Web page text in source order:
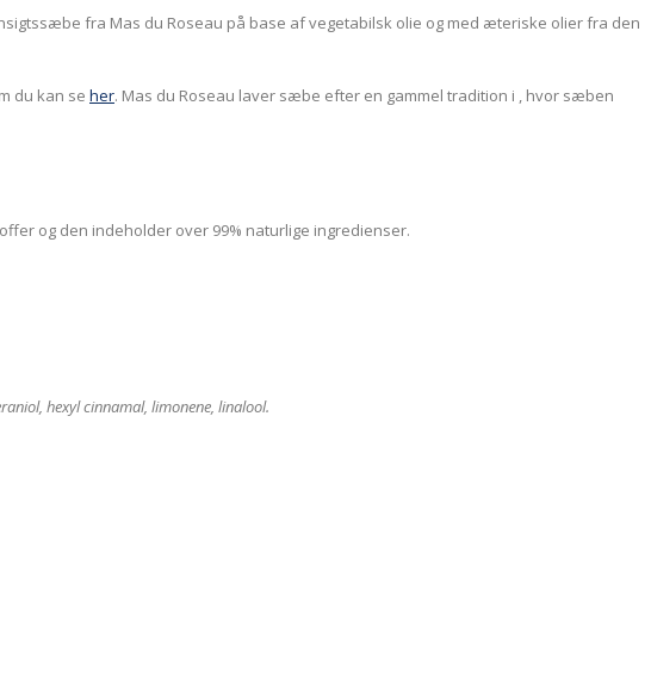
fra Mas du Roseau på base af vegetabilsk olie og med æteriske olier fra den
du kan se her. Mas du Roseau laver sæbe efter en gammel tradition i , hvor sæben
og den indeholder over 99% naturlige ingredienser.
hexyl cinnamal, limonene, linalool.